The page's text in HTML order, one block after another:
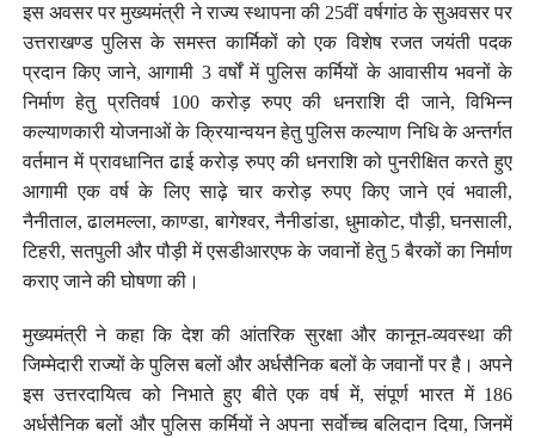
इस अवसर पर मुख्यमंत्री ने राज्य स्थापना की 25वीं वर्षगांठ के सुअवसर पर
उत्तराखण्ड पुलिस के समस्त कार्मिकों को एक विशेष रजत जयंती पदक
प्रदान किए जाने, आगामी 3 वर्षों में पुलिस कर्मियों के आवासीय भवनों के
निर्माण हेतु प्रतिवर्ष 100 करोड़ रुपए की धनराशि दी जाने, विभिन्न
कल्याणकारी योजनाओं के क्रियान्वयन हेतु पुलिस कल्याण निधि के अन्तर्गत
वर्तमान में प्रावधानित ढाई करोड़ रुपए की धनराशि को पुनरीक्षित करते हुए
आगामी एक वर्ष के लिए साढ़े चार करोड़ रुपए किए जाने एवं भवाली,
नैनीताल, ढालमल्ला, काण्डा, बागेश्वर, नैनीडांडा, धुमाकोट, पौड़ी, घनसाली,
टिहरी, सतपुली और पौड़ी में एसडीआरएफ के जवानों हेतु 5 बैरकों का निर्माण
कराए जाने की घोषणा की।
मुख्यमंत्री ने कहा कि देश की आंतरिक सुरक्षा और कानून-व्यवस्था की
जिम्मेदारी राज्यों के पुलिस बलों और अर्धसैनिक बलों के जवानों पर है। अपने
इस उत्तरदायित्व को निभाते हुए बीते एक वर्ष में, संपूर्ण भारत में 186
अर्धसैनिक बलों और पुलिस कर्मियों ने अपना सर्वाेच्च बलिदान दिया, जिनमें